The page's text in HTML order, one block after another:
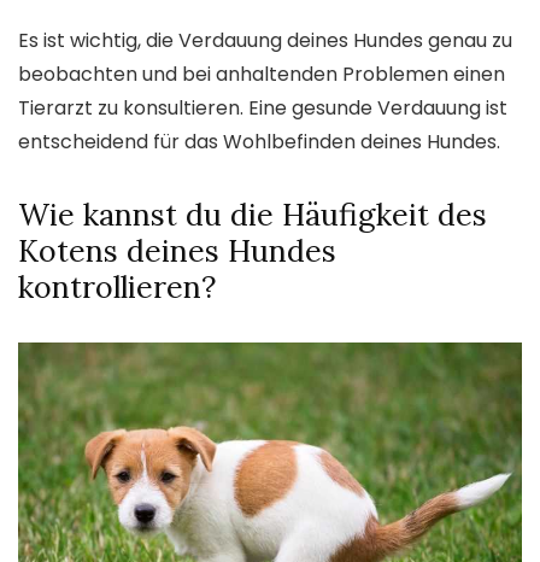
Es ist wichtig, die Verdauung deines Hundes genau zu
beobachten und bei anhaltenden Problemen einen
Tierarzt zu konsultieren. Eine gesunde Verdauung ist
entscheidend für das Wohlbefinden deines Hundes.
Wie kannst du die Häufigkeit des
Kotens deines Hundes
kontrollieren?